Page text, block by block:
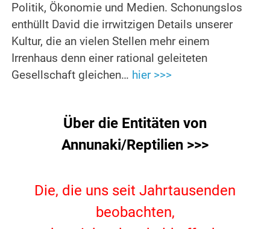
Politik, Ökonomie und Medien. Schonungslos
enthüllt David die irrwitzigen Details unserer
Kultur, die an vielen Stellen mehr einem
Irrenhaus denn einer rational geleiteten
Gesellschaft gleichen… hier >>>
Über die Entitäten von
Annunaki/Reptilien >>>
Die, die uns seit Jahrtausenden
beobachten,